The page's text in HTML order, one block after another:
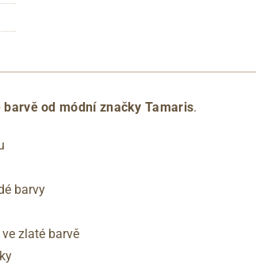
od módní značky Tamaris.
barvy
ve zlaté barvě